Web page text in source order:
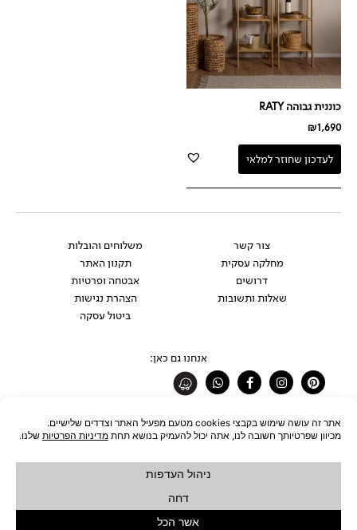
כוננית גבוהה RATY
₪1,690
לעדכון שחוזר למלאי
צור קשר
מחלקה עסקית
דרושים
שאלות ותשובות
משלוחים והובלות
תקנון האתר
אבטחה ופרטיות
הצהרת נגישות
ביטול עסקה
אנחנו גם כאן:
Pinterest
Instagram
Facebook-
f
Whatsapp
רוצים להתעדכן לפני כולם?